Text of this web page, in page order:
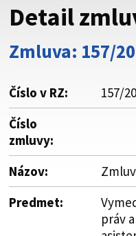
Buďte pozorní a vždy sa
cez zabezpečenú
vždy začína https:// pred
Detail
Zmluva: 157/
Číslo v RZ:
157/
Číslo
zmluvy:
Názov:
Predmet:
práv